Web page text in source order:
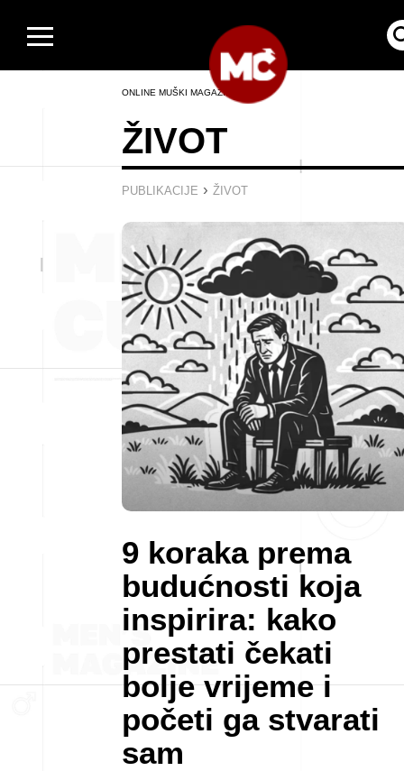
ONLINE MUŠKI MAGAZIN
ŽIVOT
PUBLIKACIJE › ŽIVOT
9 koraka prema
budućnosti koja
inspirira: kako
prestati čekati
bolje vrijeme i
početi ga stvarati
sam